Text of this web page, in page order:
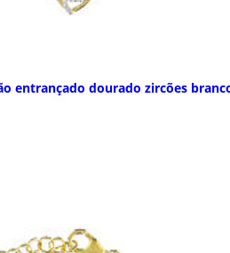
entrançado dourado zircões